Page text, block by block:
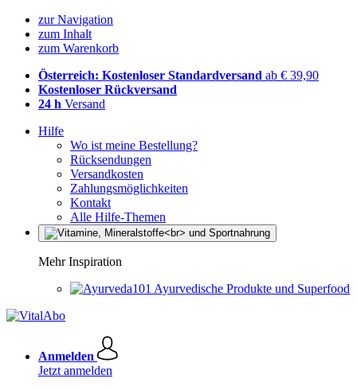
zur Navigation
zum Inhalt
zum Warenkorb
Österreich: Kostenloser Standardversand ab € 39,90
Kostenloser Rückversand
24 h Versand
Hilfe
Wo ist meine Bestellung?
Rücksendungen
Versandkosten
Zahlungsmöglichkeiten
Kontakt
Alle Hilfe-Themen
Mehr Inspiration
Ayurvedische Produkte und Superfood
Anmelden
Jetzt anmelden